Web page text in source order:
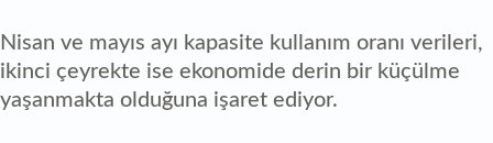
Nisan ve mayıs ayı kapasite kullanım oranı verileri,
ikinci çeyrekte ise ekonomide derin bir küçülme
yaşanmakta olduğuna işaret ediyor.